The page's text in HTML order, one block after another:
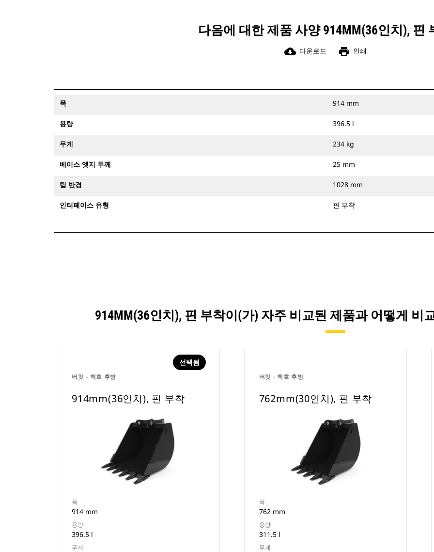
다음에 대한 제품 사양 914MM(36인치), 핀
cloud_download 다운로드 print 인쇄
폭 914 mm
용량 396.5 l
무게 234 kg
베이스 엣지 두께 25 mm
팁 반경 1028 mm
인터페이스 유형 핀 부착
914MM(36인치), 핀 부착이(가) 자주 비교된 제품과 어떻게 비
버킷 - 백호 후방
선택됨
914mm(36인치), 핀 부착
폭
914 mm
용량
396.5 l
무게
버킷 - 백호 후방
762mm(30인치), 핀 부착
폭
762 mm
용량
311.5 l
무게